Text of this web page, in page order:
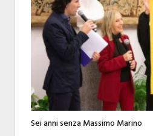
Sei anni senza Massimo Marino